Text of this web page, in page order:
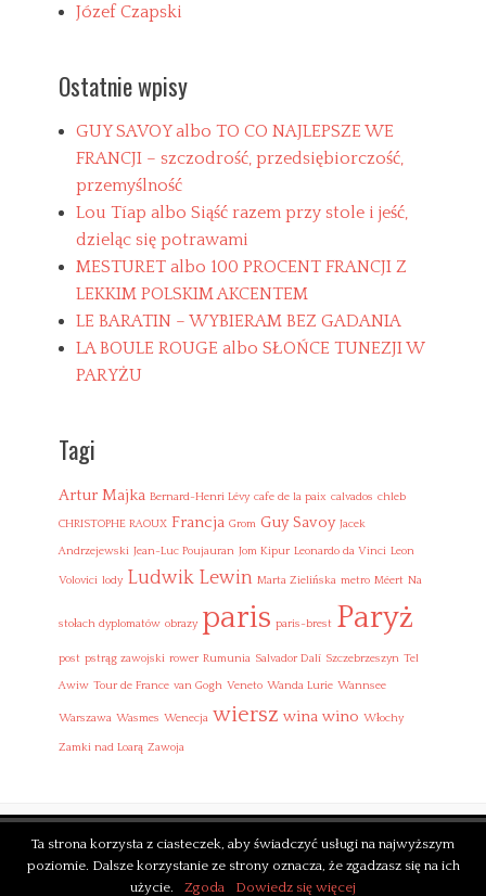
i
l
c
P
r
ą
s
,
W
w
i
a
Józef Czapski
Ostatnie wpisy
GUY SAVOY albo TO CO NAJLEPSZE WE
FRANCJI – szczodrość, przedsiębiorczość,
przemyślność
Lou Tíap albo Siąść razem przy stole i jeść,
dzieląc się potrawami
MESTURET albo 100 PROCENT FRANCJI Z
LEKKIM POLSKIM AKCENTEM
LE BARATIN – WYBIERAM BEZ GADANIA
LA BOULE ROUGE albo SŁOŃCE TUNEZJI W
PARYŻU
Tagi
Artur Majka Bernard-Henri Lévy cafe de la paix calvados chleb
CHRISTOPHE RAOUX Francja Grom Guy Savoy Jacek
Andrzejewski Jean-Luc Poujauran Jom Kipur Leonardo da Vinci Leon
Volovici lody Ludwik Lewin Marta Zielińska metro Méert Na
stołach dyplomatów obrazy paris paris-brest Paryż
post pstrąg zawojski rower Rumunia Salvador Dalí Szczebrzeszyn Tel
Awiw Tour de France van Gogh Veneto Wanda Lurie Wannsee
Warszawa Wasmes Wenecja wiersz wina wino Włochy
Zamki nad Loarą Zawoja
Copyright © 2026Ludwik Lewin. All Rights Reserved. | Clean
Magazine byCatch Themes
Ta strona korzysta z ciasteczek, aby świadczyć usługi na najwyższym
poziomie. Dalsze korzystanie ze strony oznacza, że zgadzasz się na ich
użycie.
Zgoda Dowiedz się więcej